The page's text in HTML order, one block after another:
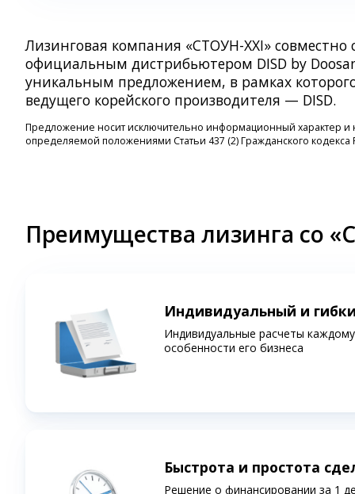
Лизинговая компания «СТОУН-ХХI»
официальным дистрибьютером DISD by
уникальным предложением, в рамках
ведущего корейского производителя — DISD.
Предложение носит исключительно информационный характер и
определяемой положениями Статьи 437 (2) Гражданского
Преимущества лизинга со
Индивидуальный и
Индивидуальные расчеты
особенности его бизнеса
Быстрота и простота
Решение о финансировании за 1